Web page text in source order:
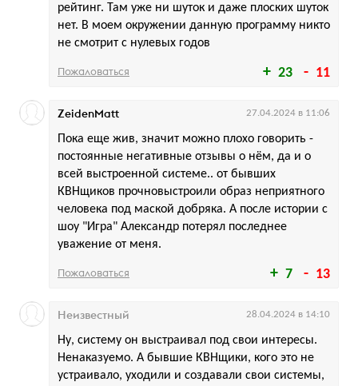
23 11
рейтинг. Там уже ни шуток и даже плоских шуток
нет. В моем окружении данную программу никто
не смотрит с нулевых годов
Пожаловаться
7 13
Пока еще жив, значит можно плохо говорить -
постоянные негативные отзывы о нём, да и о
всей выстроенной системе.. от бывших
КВНщиков прочновыстроили образ неприятного
человека под маской добряка. А после истории с
шоу "Игра" Александр потерял последнее
уважение от меня.
ZeidenMatt 27.04.2024 в 11:06
Пожаловаться
Ну, систему он выстраивал под свои интересы.
Ненаказуемо. А бывшие КВНщики, кого это не
устраивало, уходили и создавали свои системы,
Неизвестный 28.04.2024 в 14:10